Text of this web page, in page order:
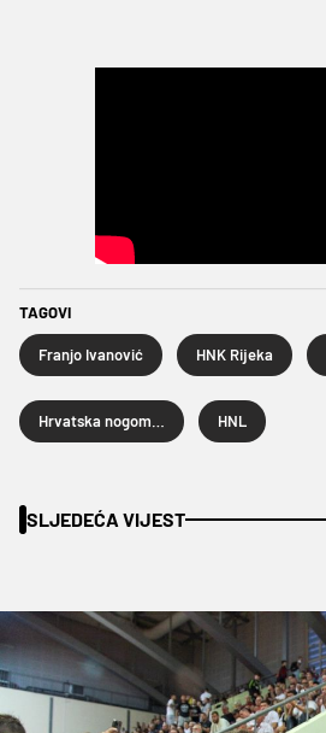
TAGOVI
Franjo Ivanović HNK Rijeka
HNL
SLJEDEĆA VIJEST